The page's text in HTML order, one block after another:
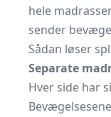
hele
sender
Sådan løser
Separate
Hver side har